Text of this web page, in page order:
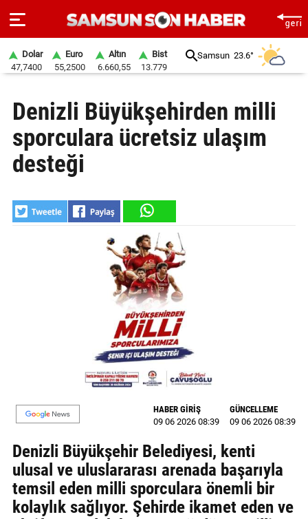
SAYFA
SAMSUN
HABER
GÜNDEM
YAZARLAR
BİZE
ULAŞIN
Künye
Dolar
47,7400
Euro
55,2500
Altın
6.660,55
Bist
13.779
Samsun 23.6°
Denizli Büyükşehirden milli
sporculara ücretsiz ulaşım
desteği
HABER GİRİŞ
09 06 2026 08:39
GÜNCELLEME
09 06 2026 08:39
Denizli Büyükşehir Belediyesi, kenti
ulusal ve uluslararası arenada başarıyla
temsil eden milli sporculara önemli bir
kolaylık sağlıyor. Şehirde ikamet eden ve